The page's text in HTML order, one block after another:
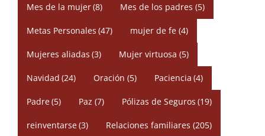
Mes de la mujer(8) Mes de los padres (5)
Metas Personales (47) mujer de fe (4)
Mujeres aliadas (3) Mujer virtuosa (5)
Navidad (24) Oración (5) Paciencia (4)
Padre(5) Paz (7) Pólizas de Seguros (19)
reinventarse(3) Relaciones familiares (205)